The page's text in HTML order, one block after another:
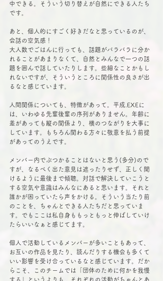
中できる。そういう切り替えが自然にできる人たち
です。
あと、個人的にすごく好きだなと思っているのが、
会話の空気感！
大人数でごはんに行っても、話題がバラバラに分か
れることがあまりなくて、自然とみんなで一つの話
題を囲んで話していたりします。些細なことかもし
れないですが、そういうところに関係性の良さが出
るなと感じています。
人間関係についても、特徴があって。平成.EXEに
は、いわゆる先輩後輩の序列がありません。年齢に
差があっても縦の関係より、横のつながりを大事に
しています。もちろん関わる方々に敬意を払う前提
があってのうえです。
メンバー内でぶつかることはないと思う(多分)ので
すが、なるべく出た意見は遮ったりせず、正しく聞
けるように最後まで傾聴。対話で解決していこうと
する空気や意識はみんなにあると思います。それと
誰かが困っていたら声をかける。そういう当たり前
のことを、ちゃんとできる人たちだと思っていま
す。でもここは私自身ももっともっと伸ばしていけ
たらいいなぁと感じてます。
個人で活動しているメンバーが多いこともあって、
お互いの作品を見たり、読んだりする機会も多くて
いい影響を受け合っているなと感じています。だか
らこそ、このチームでは「団体のために何かを我慢
する」というよりも、それぞれの活動がちゃんとあ